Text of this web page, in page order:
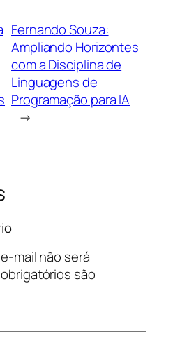
Fernando Souza:
Ampliando Horizontes
com a Disciplina de
Linguagens de
Programação para IA
→
mail não será
são